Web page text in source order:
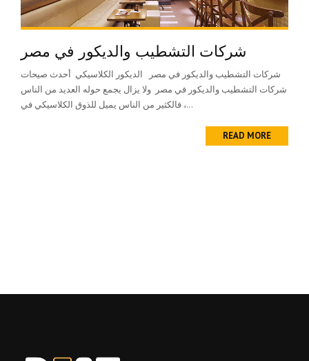
شركات التشطيب والديكور في مصر
شركات التشطيب والديكور في مصر الديكور الكلاسيكي أحدث صيحات
شركات التشطيب والديكور في مصر ولا يزال يجمع حوله العديد من الناس
، فالكثير من الناس يميل للذوق الكلاسيكي في...
READ MORE